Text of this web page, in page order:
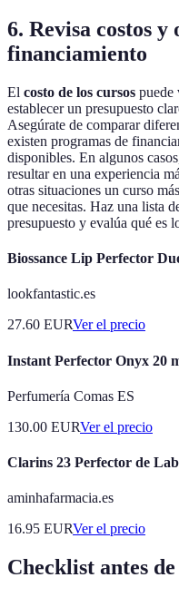
6. Revisa costos y
financiamiento
El costo de los cursos puede
establecer un presupuesto
Asegúrate de comparar
existen programas de
disponibles. En algunos
resultar en una experiencia
otras situaciones un curso
que necesitas. Haz una lista
presupuesto y evalúa qué es
Biossance Lip Perfector
lookfantastic.es
27.60 EURVer el precio
Instant Perfector Onyx 20
Perfumería Comas ES
130.00 EURVer el precio
Clarins 23 Perfector de
aminhafarmacia.es
16.95 EURVer el precio
Checklist antes